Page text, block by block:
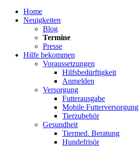
Home
Neuigkeiten
Blog
Termine
Presse
Hilfe bekommen
Voraussetzungen
Hilfsbedürftigkeit
Anmelden
Versorgung
Futterausgabe
Mobile Futterversorgung
Tierzubehör
Gesundheit
Tiermed. Beratung
Hundefrisör